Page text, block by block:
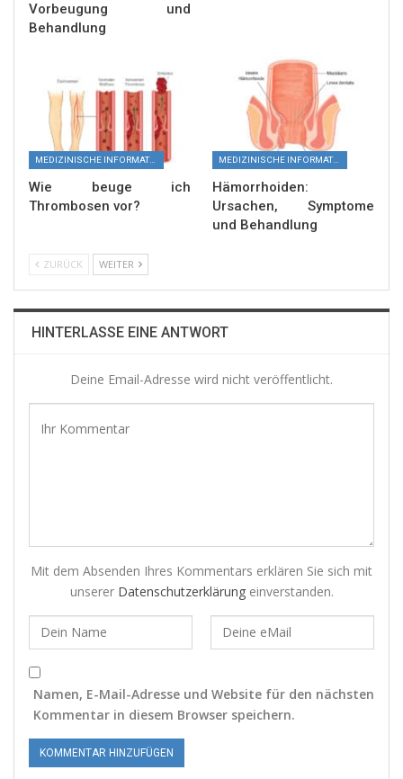
Vorbeugung und
Behandlung
MEDIZINISCHE INFORMATIONEN
Wie beuge ich
Thrombosen vor?
MEDIZINISCHE INFORMATIONEN
Hämorrhoiden:
Ursachen, Symptome
und Behandlung
ZURÜCK WEITER
HINTERLASSE EINE ANTWORT
Deine Email-Adresse wird nicht veröffentlicht.
Mit dem Absenden Ihres Kommentars erklären Sie sich mit
unserer Datenschutzerklärungeinverstanden.
Namen, E-Mail-Adresse und Website für den nächsten
Kommentar in diesem Browser speichern.